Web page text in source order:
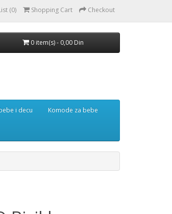
(0) Shopping Cart Checkout
0 item(s) - 0,00 Din
i decu Komode za bebe